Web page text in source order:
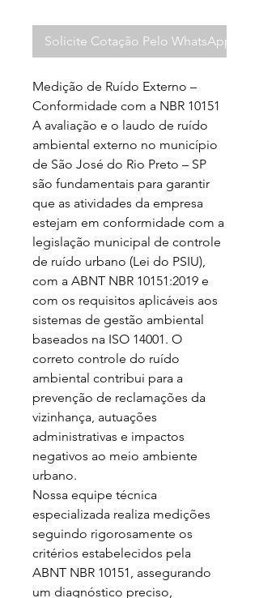
Solicite Cotação Pelo WhatsApp
Medição de Ruído Externo –
Conformidade com a NBR 10151
A avaliação e o laudo de ruído
ambiental externo no município
de São José do Rio Preto – SP
são fundamentais para garantir
que as atividades da empresa
estejam em conformidade com a
legislação municipal de controle
de ruído urbano (Lei do PSIU),
com a ABNT NBR 10151:2019 e
com os requisitos aplicáveis aos
sistemas de gestão ambiental
baseados na ISO 14001. O
correto controle do ruído
ambiental contribui para a
prevenção de reclamações da
vizinhança, autuações
administrativas e impactos
negativos ao meio ambiente
urbano.
Nossa equipe técnica
especializada realiza medições
seguindo rigorosamente os
critérios estabelecidos pela
ABNT NBR 10151, assegurando
um diagnóstico preciso,